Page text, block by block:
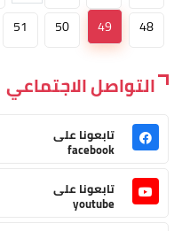
48
49
50
51
التواصل الاجتماعي
تابعونا على
facebook
تابعونا على
youtube